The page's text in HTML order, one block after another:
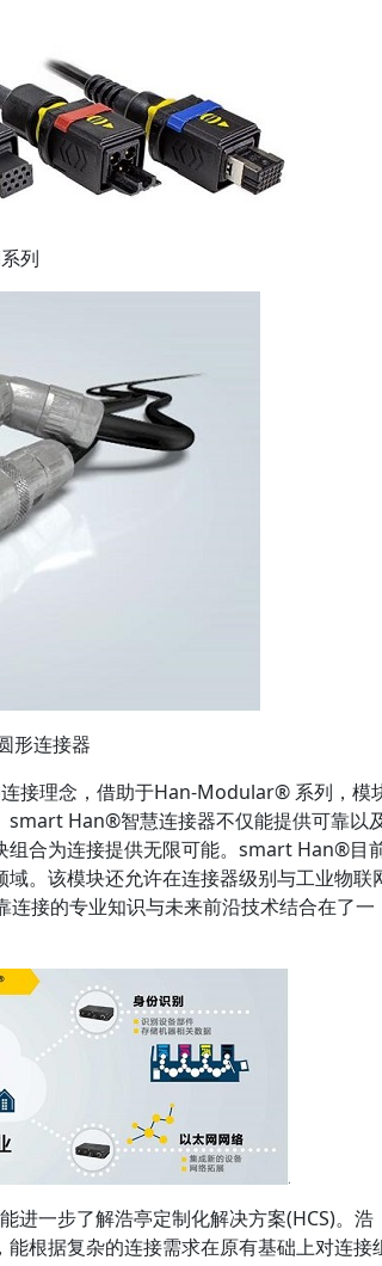
列
形连接器
接理念，借助于Han-Modular® 系列，模
smart Han®智慧连接器不仅能提供可靠以
组合为连接提供无限可能。smart Han®目
。该模块还允许在连接器级别与工业物联
接的专业知识与未来前沿技术结合在了一
进一步了解浩亭定制化解决方案(HCS)。浩
根据复杂的连接需求在原有基础上对连接